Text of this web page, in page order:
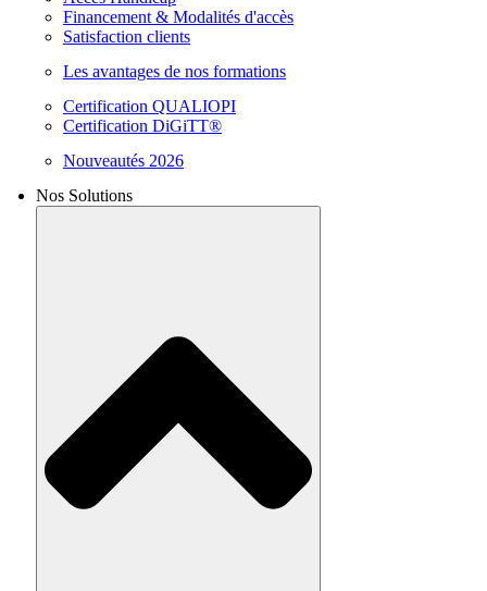
Financement & Modalités d'accès
Satisfaction clients
Les avantages de nos formations
Certification QUALIOPI
Certification DiGiTT®
Nouveautés 2026
Nos Solutions